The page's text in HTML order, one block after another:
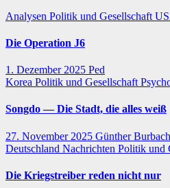
Analysen Politik und Gesellschaft
Die Operation J6
1. Dezember 2025 Ped
Korea Politik und Gesellschaft
Songdo — Die Stadt, die alles weiß
27. November 2025 Günther Burbach
Deutschland Nachrichten Politik und
Die Kriegstreiber reden nicht nur